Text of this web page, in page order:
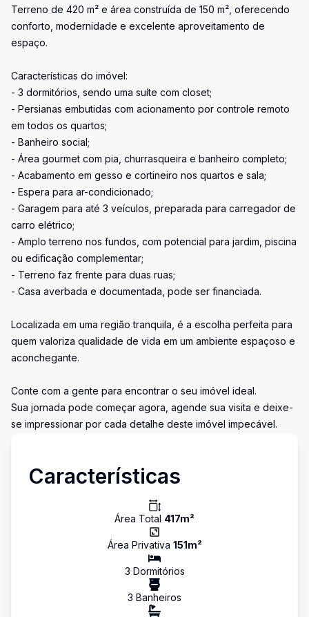
Terreno de 420 m² e área construída de 150 m², oferecendo
conforto, modernidade e excelente aproveitamento de
espaço.
Características do imóvel:
- 3 dormitórios, sendo uma suíte com closet;
- Persianas embutidas com acionamento por controle remoto
em todos os quartos;
- Banheiro social;
- Área gourmet com pia, churrasqueira e banheiro completo;
- Acabamento em gesso e cortineiro nos quartos e sala;
- Espera para ar-condicionado;
- Garagem para até 3 veículos, preparada para carregador de
carro elétrico;
- Amplo terreno nos fundos, com potencial para jardim, piscina
ou edificação complementar;
- Terreno faz frente para duas ruas;
- Casa averbada e documentada, pode ser financiada.
Localizada em uma região tranquila, é a escolha perfeita para
quem valoriza qualidade de vida em um ambiente espaçoso e
aconchegante.
Conte com a gente para encontrar o seu imóvel ideal.
Sua jornada pode começar agora, agende sua visita e deixe-
se impressionar por cada detalhe deste imóvel impecável.
Características
Área Total 417m²
Área Privativa 151m²
3 Dormitórios
3 Banheiros